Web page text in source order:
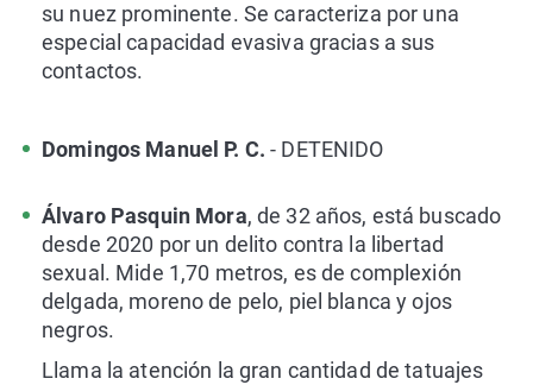
su nuez prominente. Se caracteriza por una
especial capacidad evasiva gracias a sus
contactos.
Domingos Manuel P. C. - DETENIDO
Álvaro Pasquin Mora, de 32 años, está buscado
desde 2020 por un delito contra la libertad
sexual. Mide 1,70 metros, es de complexión
delgada, moreno de pelo, piel blanca y ojos
negros.
Llama la atención la gran cantidad de tatuajes